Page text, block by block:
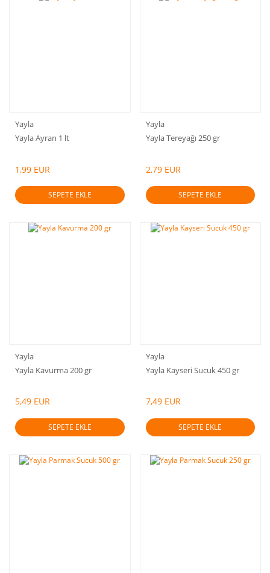
Yayla
Yayla Ayran 1 lt
1,99 EUR
SEPETE EKLE
Yayla
Yayla Tereyağı 250 gr
2,79 EUR
SEPETE EKLE
Yayla
Yayla Kavurma 200 gr
5,49 EUR
SEPETE EKLE
Yayla
Yayla Kayseri Sucuk 450 gr
7,49 EUR
SEPETE EKLE